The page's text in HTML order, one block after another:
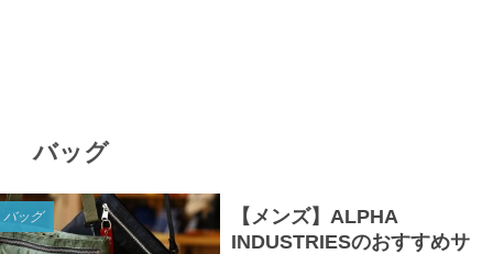
バッグ
バッグ
【メンズ】ALPHA
INDUSTRIESのおすすめサ